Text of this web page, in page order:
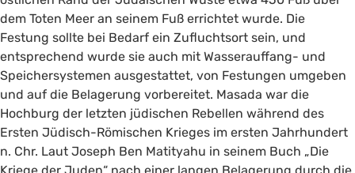
dem Toten Meer an seinem Fuß errichtet wurde. Die
Festung sollte bei Bedarf ein Zufluchtsort sein, und
entsprechend wurde sie auch mit Wasserauffang- und
Speichersystemen ausgestattet, von Festungen umgeben
und auf die Belagerung vorbereitet. Masada war die
Hochburg der letzten jüdischen Rebellen während des
Ersten Jüdisch-Römischen Krieges im ersten Jahrhundert
n. Chr. Laut Joseph Ben Matityahu in seinem Buch „Die